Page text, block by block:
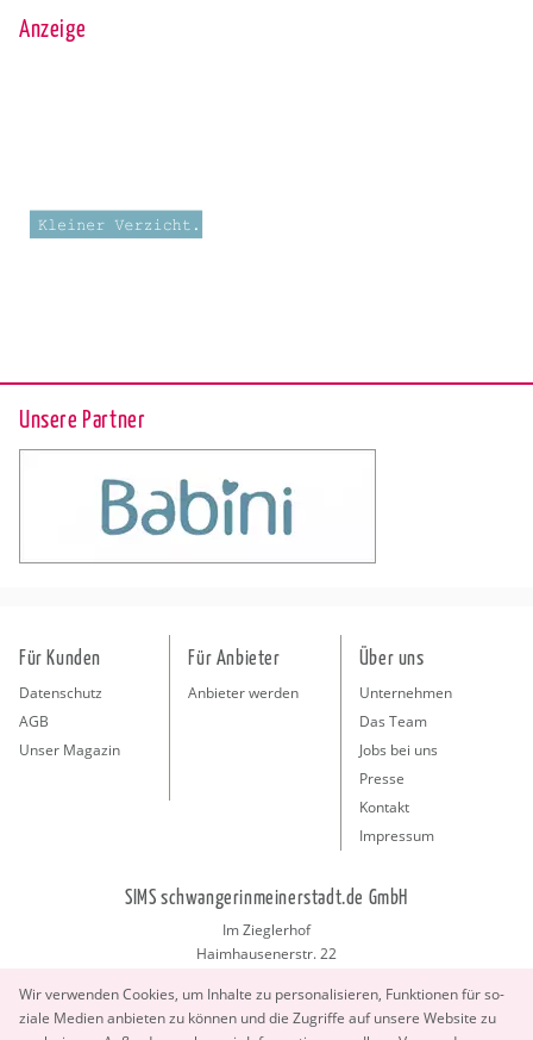
Anzeige
Unsere Partner
Wir ver­wen­den Coo­kies, um In­hal­te zu per­so­na­li­sie­ren, Funk­tio­nen für so­
zia­le Me­di­en an­bie­ten zu kön­nen und die Zu­grif­fe auf un­se­re Web­site zu
Für Kunden
Datenschutz
AGB
Unser Magazin
Für Anbieter
Anbieter werden
Über uns
Unternehmen
Das Team
Jobs bei uns
Presse
Kontakt
Impressum
SIMS schwangerinmeinerstadt.de GmbH
Im Zieglerhof
Haimhausenerstr. 22
info@schwangerinmeinerstadt.de